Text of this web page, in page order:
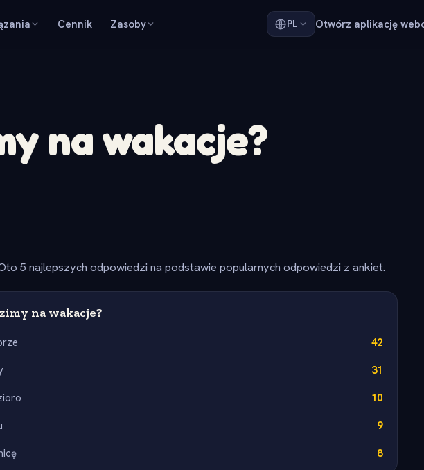
Cennik Zasoby PL Otwórz aplikację
na wakacje?
5 najlepszych odpowiedzi na podstawie popularnych odpowiedzi z ankiet.
na wakacje?
42
31
10
9
8